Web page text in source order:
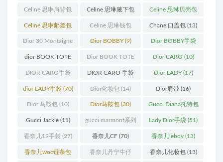
(250) (55) (11)
Celine 思琳肩背包
(12)
Celine 思琳腋下包
(10)
Celine 思琳贝壳包
(12)
Celine 思琳邮差包
(13)
Celine 思琳钱包
(10)
Chanel口盖包 (13)
Dior 30 Montaigne
蒙田(31)
Dior BOBBY(9) Dior BOBBY手袋
(26)
dior BOOK TOTE
(12)
Dior BOOK TOTE
手袋(163)
Dior CARO (10)
DIOR CARO手袋
(11)
DIOR CARO 手袋
(31)
Dior LADY(17)
dior LADY手袋(70) Dior化妆包 (14) Dior肩带 (16)
Dior 马鞍包(10) Dior马鞍包 (30) Gucci Diana托特包
(11)
Gucci Jackie(11) gucci marmont系列
(19)
Lady Dior手袋 (51)
香奈儿19手袋 (27) 香奈儿CF (70) 香奈儿leboy (13)
香奈儿woc链条包 香奈儿丹宁牛仔 香奈儿化妆包(13)